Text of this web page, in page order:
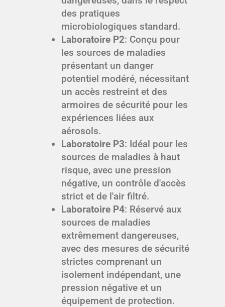
des pratiques
microbiologiques standard.
Laboratoire P2: Conçu pour
les sources de maladies
présentant un danger
potentiel modéré, nécessitant
un accès restreint et des
armoires de sécurité pour les
expériences liées aux
aérosols.
Laboratoire P3: Idéal pour les
sources de maladies à haut
risque, avec une pression
négative, un contrôle d'accès
strict et de l'air filtré.
Laboratoire P4: Réservé aux
sources de maladies
extrêmement dangereuses,
avec des mesures de sécurité
strictes comprenant un
isolement indépendant, une
pression négative et un
équipement de protection.